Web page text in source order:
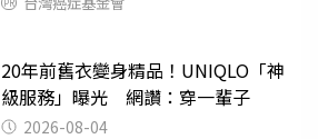
20年前舊衣變身精品！UNIQLO「神
級服務」曝光 網讚：穿一輩子
2026-08-04